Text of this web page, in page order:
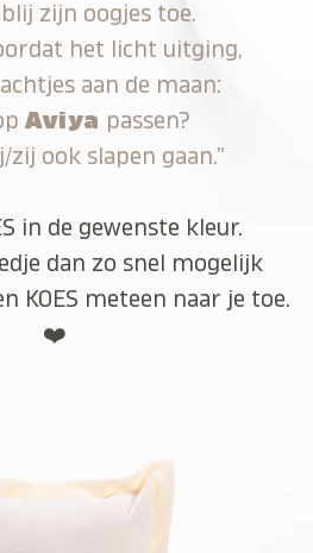
zijn oogjes toe.
het licht uitging,
aan de maan:
Aviya passen?
zij ook slapen gaan.”
in de gewenste kleur.
dan zo snel mogelijk
KOES meteen naar je toe.
❤️